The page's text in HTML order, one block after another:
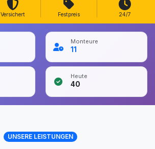
Versichert Festpreis 24/7
Monteure
11
Heute
40
UNSERE LEISTUNGEN